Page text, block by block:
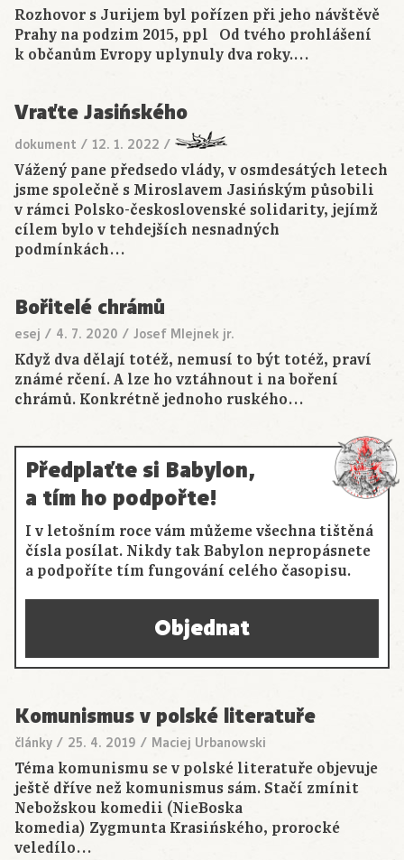
Rozhovor s Jurijem byl pořízen při jeho návštěvě
Prahy na podzim 2015, ppl Od tvého prohlášení
k občanům Evropy uplynuly dva roky.…
Vraťte Jasińského
dokument / 12. 1. 2022 /
Vážený pane předsedo vlády, v osmdesátých letech
jsme společně s Miroslavem Jasińským působili
v rámci Polsko-československé solidarity, jejímž
cílem bylo v tehdejších nesnadných
podmínkách…
Bořitelé chrámů
esej / 4. 7. 2020 / Josef Mlejnek jr.
Když dva dělají totéž, nemusí to být totéž, praví
známé rčení. A lze ho vztáhnout i na boření
chrámů. Konkrétně jednoho ruského…
Předplaťte si Babylon,
a tím ho podpořte!
I v letošním roce vám můžeme všechna tištěná
čísla posílat. Nikdy tak Babylon nepropásnete
a podpoříte tím fungování celého časopisu.
Objednat
Komunismus v polské literatuře
články / 25. 4. 2019 / Maciej Urbanowski
Téma komunismu se v polské literatuře objevuje
ještě dříve než komunismus sám. Stačí zmínit
Nebožskou komedii (NieBoska
komedia) Zygmunta Krasińského, prorocké
veledílo…